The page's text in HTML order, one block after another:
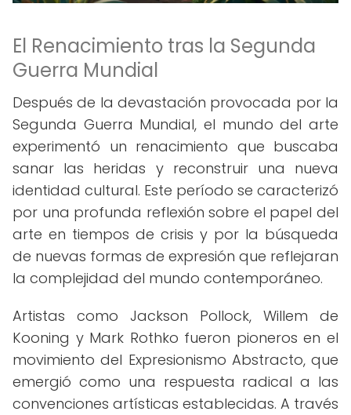
El Renacimiento tras la Segunda
Guerra Mundial
Después de la devastación provocada por la
Segunda Guerra Mundial, el mundo del arte
experimentó un renacimiento que buscaba
sanar las heridas y reconstruir una nueva
identidad cultural. Este período se caracterizó
por una profunda reflexión sobre el papel del
arte en tiempos de crisis y por la búsqueda
de nuevas formas de expresión que reflejaran
la complejidad del mundo contemporáneo.
Artistas como Jackson Pollock, Willem de
Kooning y Mark Rothko fueron pioneros en el
movimiento del Expresionismo Abstracto, que
emergió como una respuesta radical a las
convenciones artísticas establecidas. A través